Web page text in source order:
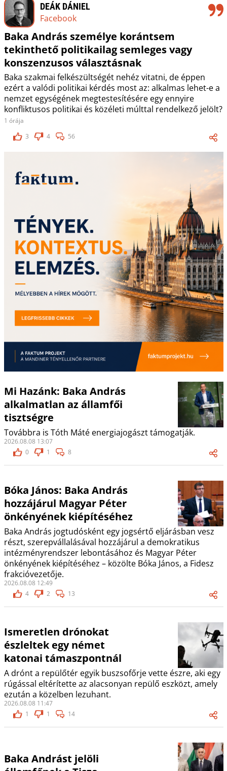
DEÁK DÁNIEL
Facebook
Baka András személye korántsem
tekinthető politikailag semleges vagy
konszenzusos választásnak
Baka szakmai felkészültségét nehéz vitatni, de éppen
ezért a valódi politikai kérdés most az: alkalmas lehet-e a
nemzet egységének megtestesítésére egy ennyire
konfliktusos politikai és közéleti múlttal rendelkező jelölt?
1 órája
3
4 56
Mi Hazánk: Baka András
alkalmatlan az államfői
tisztségre
Továbbra is Tóth Máté energiajogászt támogatják.
2026.08.08 13:07
0
1 8
Bóka János: Baka András
hozzájárul Magyar Péter
önkényének kiépítéséhez
Baka András jogtudósként egy jogsértő eljárásban vesz
részt, szerepvállalásával hozzájárul a demokratikus
intézményrendszer lebontásához és Magyar Péter
önkényének kiépítéséhez – közölte Bóka János, a Fidesz
frakcióvezetője.
2026.08.08 12:49
4
2 13
Ismeretlen drónokat
észleltek egy német
katonai támaszpontnál
A drónt a repülőtér egyik buszsofőrje vette észre, aki egy
rúgással eltérítette az alacsonyan repülő eszközt, amely
ezután a közelben lezuhant.
2026.08.08 11:47
1
1 14
Baka Andrást jelöli